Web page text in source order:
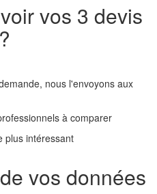
vos 3 devis
?
nous l'envoyons aux
à comparer
plus intéressant
vos données